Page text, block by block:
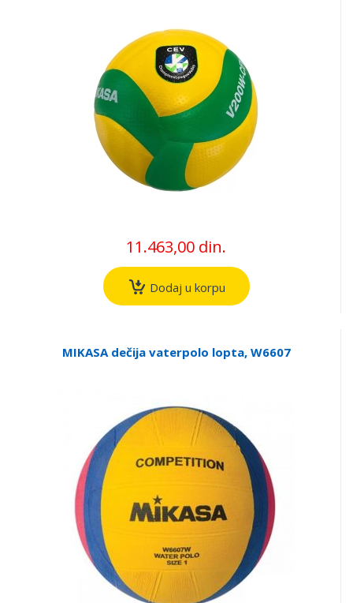
11.463,00 din.
Dodaj u korpu
MIKASA dečija vaterpolo lopta, W6607